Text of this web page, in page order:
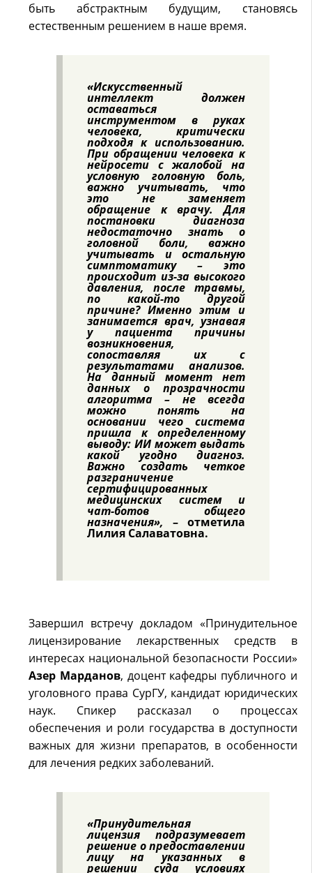
быть абстрактным будущим, становясь
естественным решением в наше время.
«Искусственный
интеллект должен
оставаться
инструментом в руках
человека, критически
подходя к использованию.
При обращении человека к
нейросети с жалобой на
условную головную боль,
важно учитывать, что
это не заменяет
обращение к врачу. Для
постановки диагноза
недостаточно знать о
головной боли, важно
учитывать и остальную
симптоматику – это
происходит из-за высокого
давления, после травмы,
по какой-то другой
причине? Именно этим и
занимается врач, узнавая
у пациента причины
возникновения,
сопоставляя их с
результатами анализов.
На данный момент нет
данных о прозрачности
алгоритма – не всегда
можно понять на
основании чего система
пришла к определенному
выводу: ИИ может выдать
какой угодно диагноз.
Важно создать четкое
разграничение
сертифицированных
медицинских систем и
чат-ботов общего
назначения», – отметила
Лилия Салаватовна.
Завершил встречу докладом «Принудительное
лицензирование лекарственных средств в
интересах национальной безопасности России»
Азер Марданов, доцент кафедры публичного и
уголовного права СурГУ, кандидат юридических
наук. Спикер рассказал о процессах
обеспечения и роли государства в доступности
важных для жизни препаратов, в особенности
для лечения редких заболеваний.
«Принудительная
лицензия подразумевает
решение о предоставлении
лицу на указанных в
решении суда условиях